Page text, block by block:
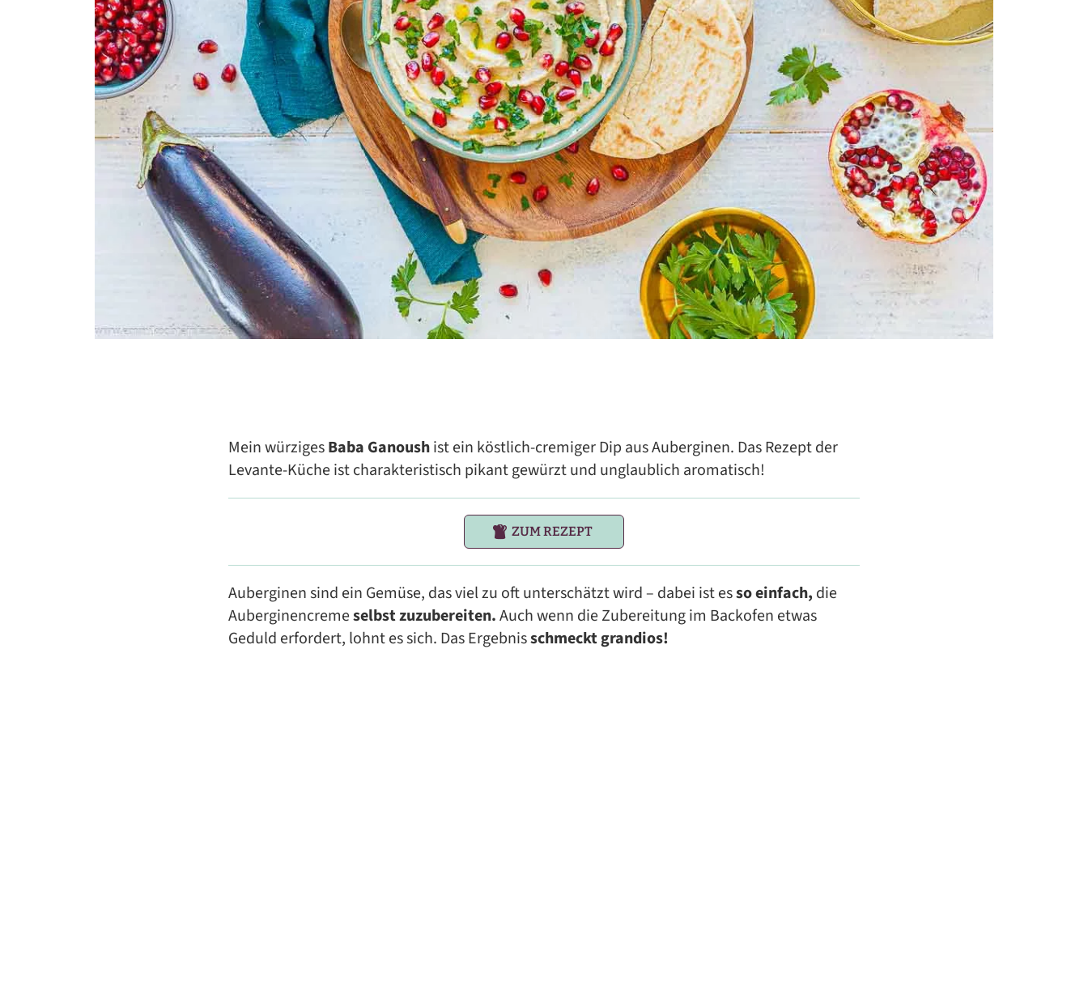
Mein würzigesBaba Ganoushist ein köstlich-cremiger Dip aus Auberginen. Das Rezept der
Levante-Küche ist charakteristisch pikant gewürzt und unglaublich aromatisch!
ZUM REZEPT
Auberginen sind ein Gemüse, das viel zu oft unterschätzt wird – dabei ist esso einfach, die
Auberginencremeselbst zuzubereiten.Auch wenn die Zubereitung im Backofen etwas
Geduld erfordert, lohnt es sich. Das Ergebnisschmeckt grandios!